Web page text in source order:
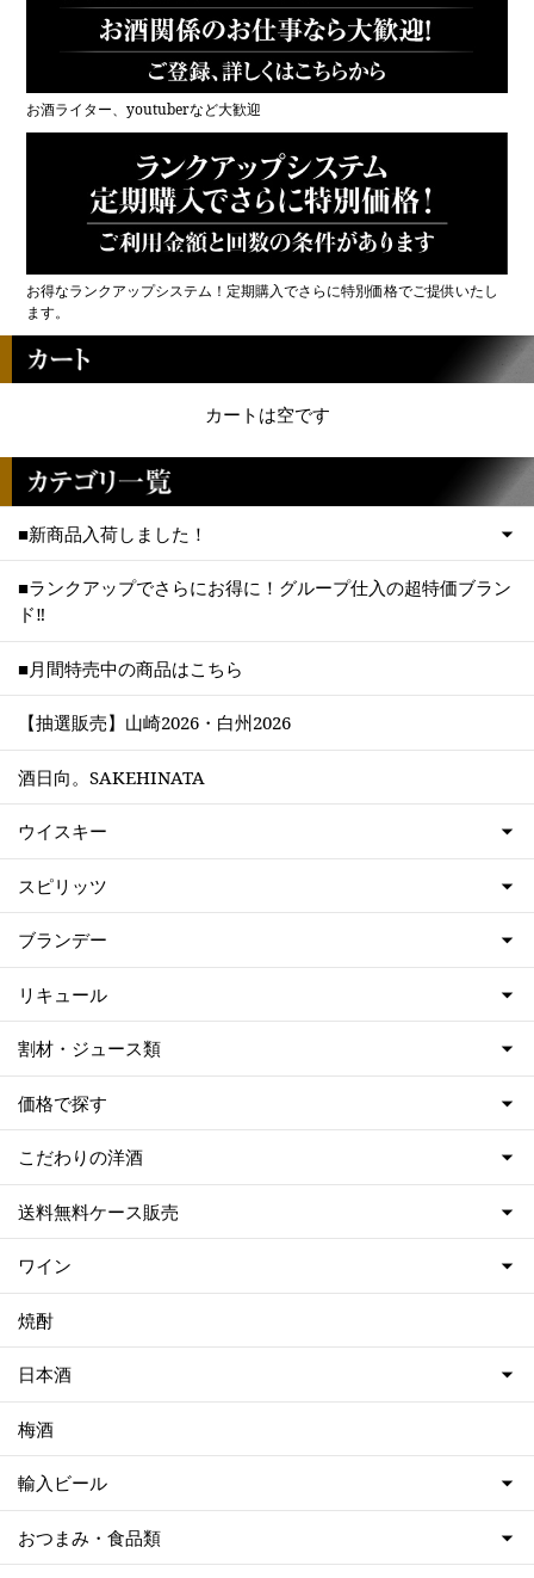
お酒ライター、youtuberなど大歓迎
お得なランクアップシステム！定期購入でさらに特別価格でご提供いたし
ます。
カートは空です
■新商品入荷しました！
■ランクアップでさらにお得に！グループ仕入の超特価ブラン
ド‼
■月間特売中の商品はこちら
【抽選販売】山崎2026・白州2026
酒日向。SAKEHINATA
ウイスキー
スピリッツ
ブランデー
リキュール
割材・ジュース類
価格で探す
こだわりの洋酒
送料無料ケース販売
ワイン
焼酎
日本酒
梅酒
輸入ビール
おつまみ・食品類